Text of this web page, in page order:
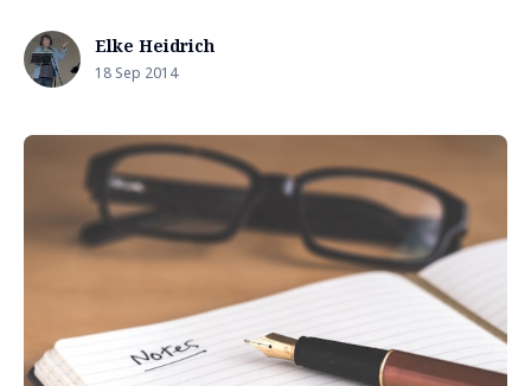
Elke Heidrich
18 Sep 2014